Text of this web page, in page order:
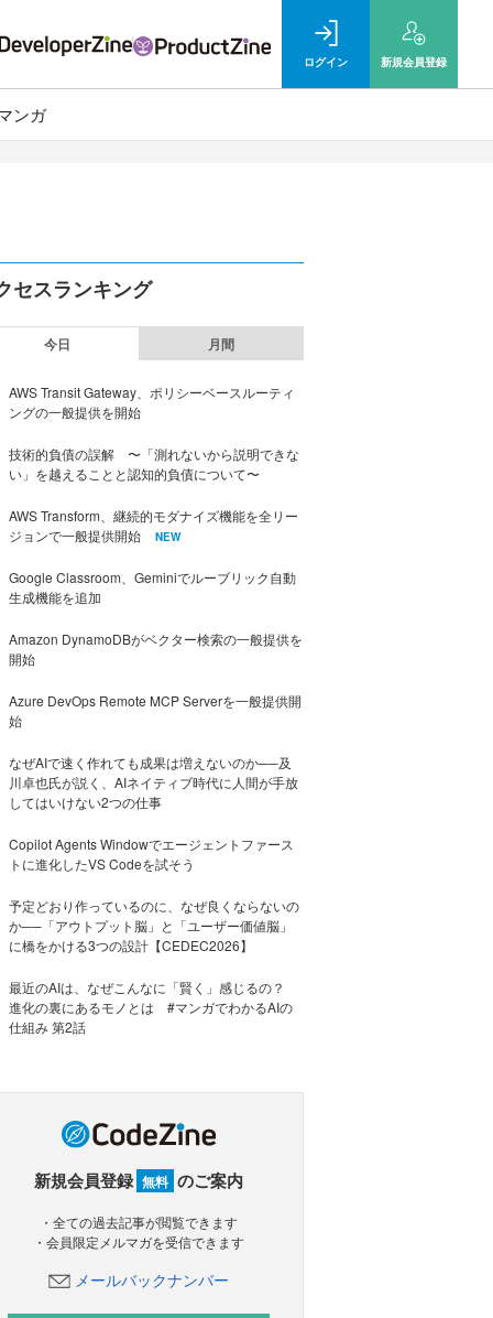
ログイン 新規会員登録
ンガ
セスランキング
今日 月間
AWS Transit Gateway、ポリシーベースルーティ
ングの一般提供を開始
技術的負債の誤解 〜「測れないから説明できな
い」を越えることと認知的負債について〜
AWS Transform、継続的モダナイズ機能を全リー
ジョンで一般提供開始
NEW
Google Classroom、Geminiでルーブリック自動
生成機能を追加
Amazon DynamoDBがベクター検索の一般提供を
開始
Azure DevOps Remote MCP Serverを一般提供開
始
なぜAIで速く作れても成果は増えないのか──及
川卓也氏が説く、AIネイティブ時代に人間が手放
してはいけない2つの仕事
Copilot Agents Windowでエージェントファース
トに進化したVS Codeを試そう
予定どおり作っているのに、なぜ良くならないの
か──「アウトプット脳」と「ユーザー価値脳」
に橋をかける3つの設計【CEDEC2026】
最近のAIは、なぜこんなに「賢く」感じるの？
進化の裏にあるモノとは #マンガでわかるAIの
仕組み 第2話
新規会員登録 無料 のご案内
・全ての過去記事が閲覧できます
・会員限定メルマガを受信できます
メールバックナンバー